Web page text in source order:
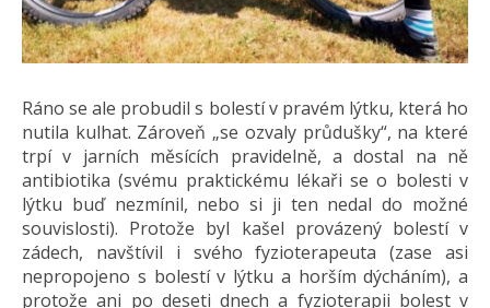
Ráno se ale probudil s bolestí v pravém lýtku, která ho
nutila kulhat. Zároveň „se ozvaly průdušky“, na které
trpí v jarních měsících pravidelně, a dostal na ně
antibiotika (svému praktickému lékaři se o bolesti v
lýtku buď nezmínil, nebo si ji ten nedal do možné
souvislosti). Protože byl kašel provázený bolestí v
zádech, navštívil i svého fyzioterapeuta (zase asi
nepropojeno s bolestí v lýtku a horším dýcháním), a
protože ani po deseti dnech a fyzioterapii bolest v